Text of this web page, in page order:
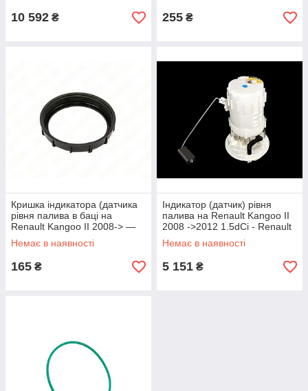
10 592 ₴ 255 ₴
Кришка індикатора (датчика
рівня палива в баці на
Renault Kangoo II 2008-> —
PSA - 1531.20
Немає в наявності
165 ₴
Індикатор (датчик) рівня
палива на Renault Kangoo II
2008 ->2012 1.5dCi - Renault
(Оригінал) - 8200841249
Немає в наявності
5 151 ₴